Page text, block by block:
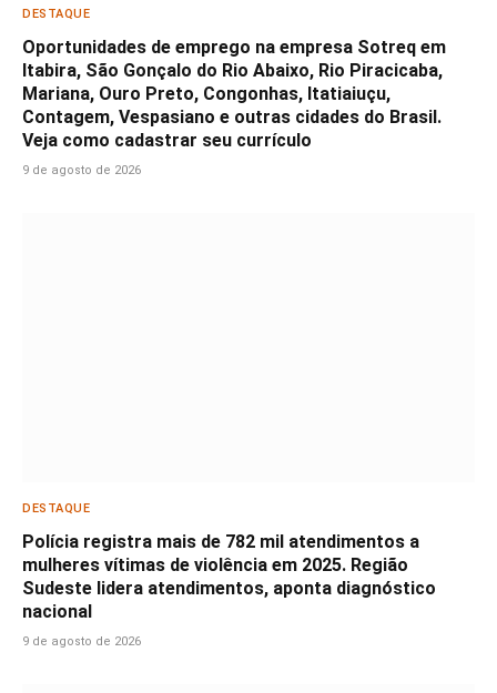
DESTAQUE
Oportunidades de emprego na empresa Sotreq em
Itabira, São Gonçalo do Rio Abaixo, Rio Piracicaba,
Mariana, Ouro Preto, Congonhas, Itatiaiuçu,
Contagem, Vespasiano e outras cidades do Brasil.
Veja como cadastrar seu currículo
9 de agosto de 2026
DESTAQUE
Polícia registra mais de 782 mil atendimentos a
mulheres vítimas de violência em 2025. Região
Sudeste lidera atendimentos, aponta diagnóstico
nacional
9 de agosto de 2026